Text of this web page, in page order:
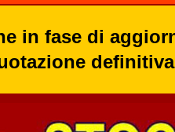
in fase di